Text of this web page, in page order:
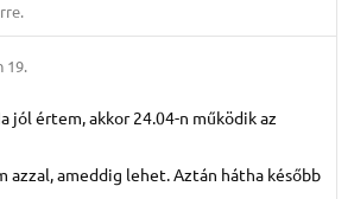
19.
jól értem, akkor 24.04-n működik az
azzal, ameddig lehet. Aztán hátha később